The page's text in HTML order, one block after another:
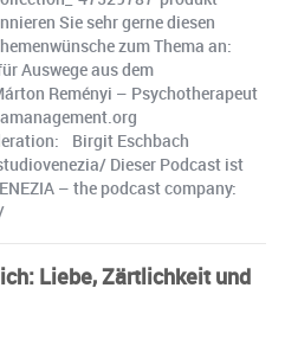
Sie sehr gerne diesen
zum Thema an:
Auswege aus dem
Reményi – Psychotherapeut
Birgit Eschbach
Dieser Podcast ist
– the podcast company:
Liebe, Zärtlichkeit und